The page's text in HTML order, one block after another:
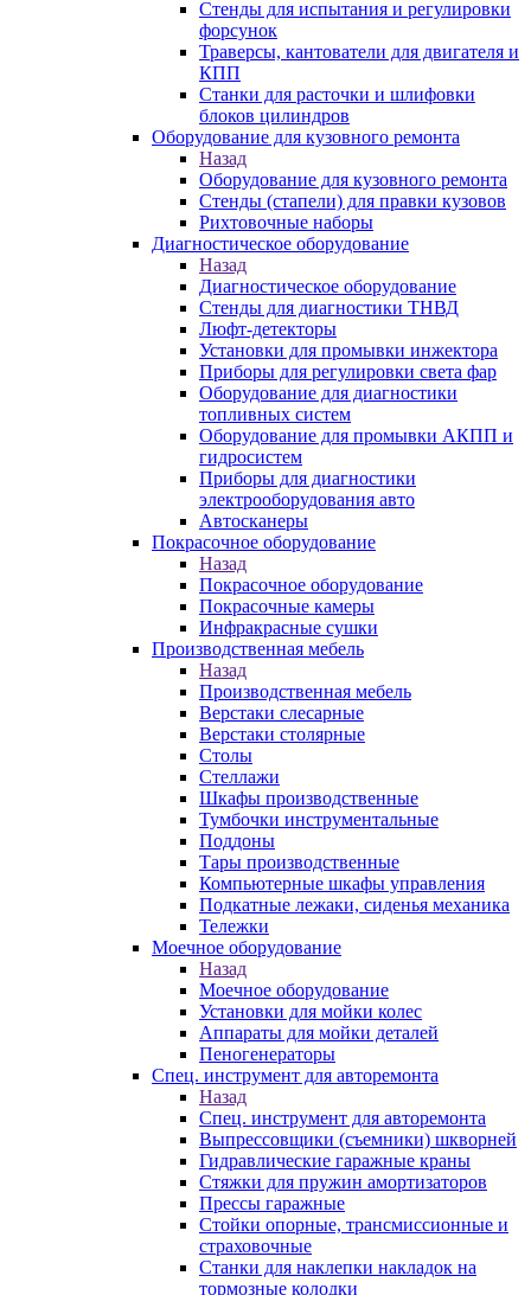
Стенды для испытания и регулировки
форсунок
Траверсы, кантователи для двигателя и
КПП
Станки для расточки и шлифовки
блоков цилиндров
Оборудование для кузовного ремонта
Назад
Оборудование для кузовного ремонта
Стенды (стапели) для правки кузовов
Рихтовочные наборы
Диагностическое оборудование
Назад
Диагностическое оборудование
Стенды для диагностики ТНВД
Люфт-детекторы
Установки для промывки инжектора
Приборы для регулировки света фар
Оборудование для диагностики
топливных систем
Оборудование для промывки АКПП и
гидросистем
Приборы для диагностики
электрооборудования авто
Автосканеры
Покрасочное оборудование
Назад
Покрасочное оборудование
Покрасочные камеры
Инфракрасные сушки
Производственная мебель
Назад
Производственная мебель
Верстаки слесарные
Верстаки столярные
Столы
Стеллажи
Шкафы производственные
Тумбочки инструментальные
Поддоны
Тары производственные
Компьютерные шкафы управления
Подкатные лежаки, сиденья механика
Тележки
Моечное оборудование
Назад
Моечное оборудование
Установки для мойки колес
Аппараты для мойки деталей
Пеногенераторы
Спец. инструмент для авторемонта
Назад
Спец. инструмент для авторемонта
Выпрессовщики (съемники) шкворней
Гидравлические гаражные краны
Стяжки для пружин амортизаторов
Прессы гаражные
Стойки опорные, трансмиссионные и
страховочные
Станки для наклепки накладок на
тормозные колодки